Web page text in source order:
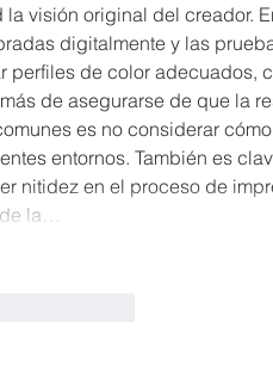
la visión original del creador.
digitalmente y las
perfiles de color adecuados,
de asegurarse de que la
es no considerar
entornos. También es
nitidez en el proceso de
la…